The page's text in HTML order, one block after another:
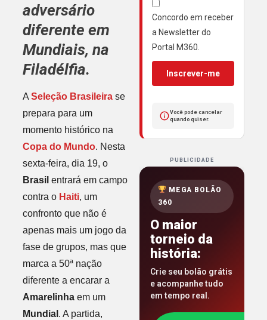
adversário
diferente em
Mundiais, na
Filadélfia.
A Seleção Brasileirase
prepara para um
momento histórico na
Copa do Mundo. Nesta
sexta-feira, dia 19, o
Brasil entrará em campo
contra o Haiti, um
confronto que não é
apenas mais um jogo da
fase de grupos, mas que
marca a 50ª nação
diferente a encarar a
Amarelinhaem um
Mundial . A partida,
Concordo em receber
a Newsletter do
Portal M360.
Inscrever-me
Você pode cancelar
quando quiser.
PUBLICIDADE
MEGA BOLÃO
360
O maior
torneio da
história:
Crie seu bolão grátis
e acompanhe tudo
em tempo real.